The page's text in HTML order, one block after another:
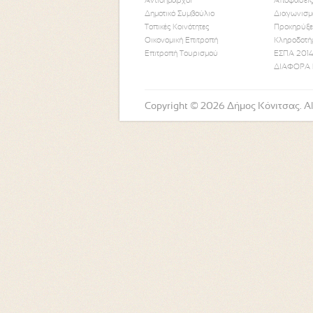
Δημοτικό Συμβούλιο
Τοπικές Κοινότητες
Οικονομική Επιτροπή
Επιτροπή Τουρισμού
ΕΣΠΑ
ΔΙΑΦΟΡΑ
Copyright © 2026 Δήμος Κόνιτσας.